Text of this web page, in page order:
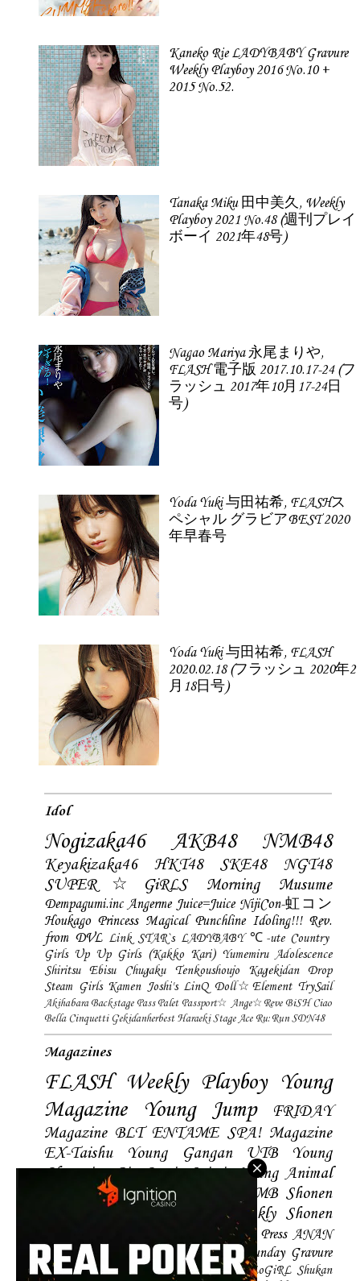
Kaneko Rie LADYBABY Gravure
Weekly Playboy 2016 No.10 +
2015 No.52.
Tanaka Miku 田中美久, Weekly
Playboy 2021 No.48 (週刊プレイ
ボーイ 2021年48号)
Nagao Mariya 永尾まりや,
FLASH 電子版 2017.10.17-24 (フ
ラッシュ 2017年10月17-24日
号)
Yoda Yuki 与田祐希, FLASHス
ペシャル グラビアBEST 2020
年早春号
Yoda Yuki 与田祐希, FLASH
2020.02.18 (フラッシュ 2020年2
月18日号)
Idol
Nogizaka46 AKB48 NMB48
Keyakizaka46 HKT48 SKE48
NGT48
SUPER☆GiRLS
Morning Musume
Dempagumi.inc Angerme Juice=Juice NijiCon-虹コン
Houkago Princess Magical Punchline Idoling!!! Rev.
from DVL Link STAR`s LADYBABY ℃-ute Country
Girls Up Up Girls (Kakko Kari) Yumemiru Adolescence
Shiritsu Ebisu Chugaku
Tenkoushoujo Kagekidan
Drop
Steam Girls Kamen Joshi's LinQ Doll☆Element TrySail
Akihabara Backstage Pass Palet Passport☆ Ange☆Reve BiSH Ciao
Bella Cinquetti Gekidanherbest Haraeki Stage Ace Ru:Run SDN48
Magazines
FLASH Weekly Playboy Young
Magazine
Young Jump
FRIDAY
Magazine BLT ENTAME SPA! Magazine
EX-Taishu
Young Gangan UTB
Young
Champion Big Comic Spirtis Young Animal
Shonen Magazine BUBKA BOMB Shonen
Champion
Weekly Shonen
Hustle Press ANAN
Magazine
SMART Magazine Young Sunday Gravure
The Television
CD&DL My Girl Daily LoGiRL Shukan